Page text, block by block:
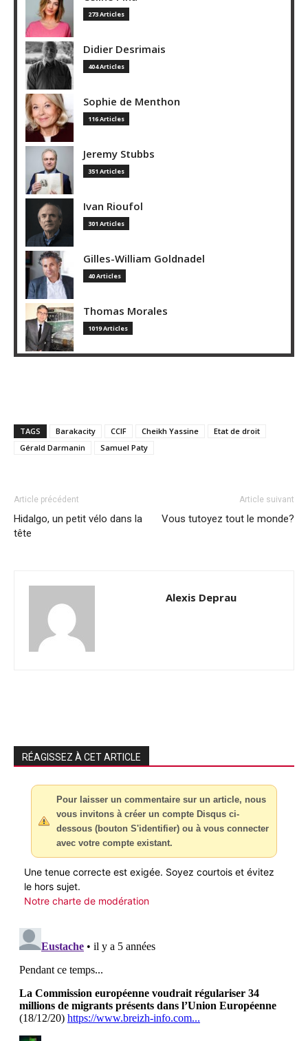
273 Articles
Didier Desrimais
404 Articles
Sophie de Menthon
116 Articles
Jeremy Stubbs
351 Articles
Ivan Rioufol
301 Articles
Gilles-William Goldnadel
40 Articles
Thomas Morales
1019 Articles
TAGS Barakacity CCIF Cheikh Yassine
Etat de droit
Gérald Darmanin
Samuel Paty
Article précédent
Hidalgo, un petit vélo dans la
tête
Article suivant
Vous tutoyez tout le monde?
Alexis Deprau
RÉAGISSEZ À CET ARTICLE
Pour laisser un commentaire sur un article, nous
vous invitons à créer un compte Disqus ci-
dessous (bouton S'identifier) ou à vous connecter
avec votre compte existant.
Une tenue correcte est exigée. Soyez courtois et évitez
le hors sujet.
Notre charte de modération